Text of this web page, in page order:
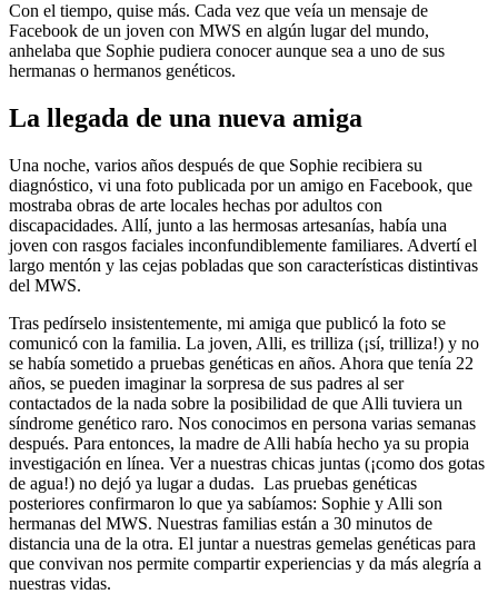
Con el tiempo, quise más. Cada vez que veía un mensaje de
Facebook de un joven con MWS en algún lugar del mundo,
anhelaba que Sophie pudiera conocer aunque sea a uno de sus
hermanas o hermanos genéticos.
La llegada de una nueva amiga
Una noche, varios años después de que Sophie recibiera su
diagnóstico, vi una foto publicada por un amigo en Facebook, que
mostraba obras de arte locales hechas por adultos con
discapacidades. Allí, junto a las hermosas artesanías, había una
joven con rasgos faciales inconfundiblemente familiares. Advertí el
largo mentón y las cejas pobladas que son características distintivas
del MWS.
Tras pedírselo insistentemente, mi amiga que publicó la foto se
comunicó con la familia. La joven, Alli, es trilliza (¡sí, trilliza!) y no
se había sometido a pruebas genéticas en años. Ahora que tenía 22
años, se pueden imaginar la sorpresa de sus padres al ser
contactados de la nada sobre la posibilidad de que Alli tuviera un
síndrome genético raro. Nos conocimos en persona varias semanas
después. Para entonces, la madre de Alli había hecho ya su propia
investigación en línea. Ver a nuestras chicas juntas (¡como dos gotas
de agua!) no dejó ya lugar a dudas. Las pruebas genéticas
posteriores confirmaron lo que ya sabíamos: Sophie y Alli son
hermanas del MWS. Nuestras familias están a 30 minutos de
distancia una de la otra. El juntar a nuestras gemelas genéticas para
que convivan nos permite compartir experiencias y da más alegría a
nuestras vidas.